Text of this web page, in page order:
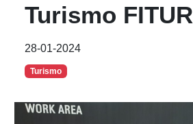
Turismo FITUR
28-01-2024
Turismo